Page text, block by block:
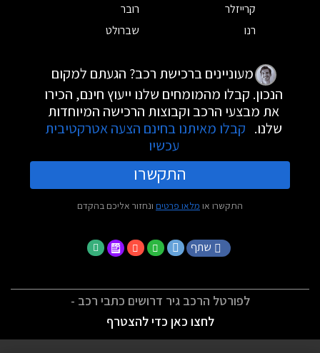
קרייזלר
רובר
רנו
שברולט
מעוניינים ברכישת רכב? הגעתם למקום
הנכון. קבלו מהמומחים שלנו ייעוץ חינם, הכירו
את מבצעי הרכב וקבוצות הרכישה המיוחדות
שלנו. קבלו מאיתנו בחינם הצעה אטרקטיבית
עכשיו
התקשרו
התקשרו או מלאו פרטים ונחזור אליכם בהקדם
שתף
לפורטל הרכב גיר דרושים כתבי רכב -
לחצו כאן כדי להצטרף